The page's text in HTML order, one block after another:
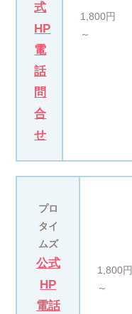
式
HP
電
話
問
合
せ
1,800円
～
プロ
タイ
ムズ
公式
HP
電話
1,800円
～